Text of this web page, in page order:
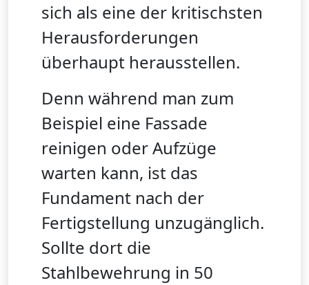
sich als eine der kritischsten
Herausforderungen
überhaupt herausstellen.
Denn während man zum
Beispiel eine Fassade
reinigen oder Aufzüge
warten kann, ist das
Fundament nach der
Fertigstellung unzugänglich.
Sollte dort die
Stahlbewehrung in 50